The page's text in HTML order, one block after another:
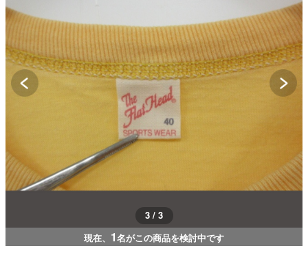
3 / 3
現在、 1名がこの商品を検討中です